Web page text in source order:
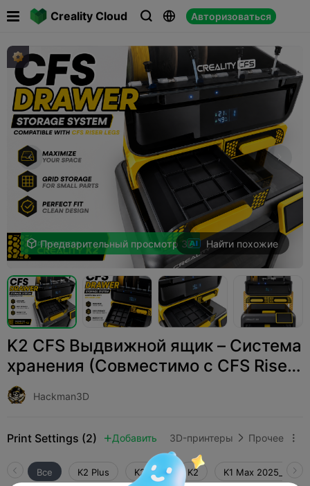
Creality Cloud   Авторизоваться

 Предварительный просмотр 3D Найти похожие
K2 CFS Выдвижной ящик – Система
хранения (Совместимо с CFS Riser
Le
Hackman3D
Print Settings (2)  Добавить 3D-принтеры  Прочее 
Все K2 Plus K2 Pro K2 K1 Max 2025_CFS-C